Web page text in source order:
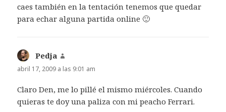
caes también en la tentación tenemos que quedar
para echar alguna partida online 🙂
Pedja
abril 17, 2009 a las 9:01 am
Claro Den, me lo pillé el mismo miércoles. Cuando
quieras te doy una paliza con mi peacho Ferrari.